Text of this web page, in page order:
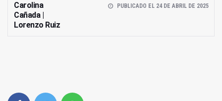
Carolina
Cañada |
Lorenzo Ruiz
PUBLICADO EL 24 DE ABRIL DE 2025